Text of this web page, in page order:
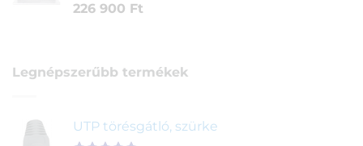
226 900 Ft
Legnépszerűbb termékek
UTP törésgátló, szürke